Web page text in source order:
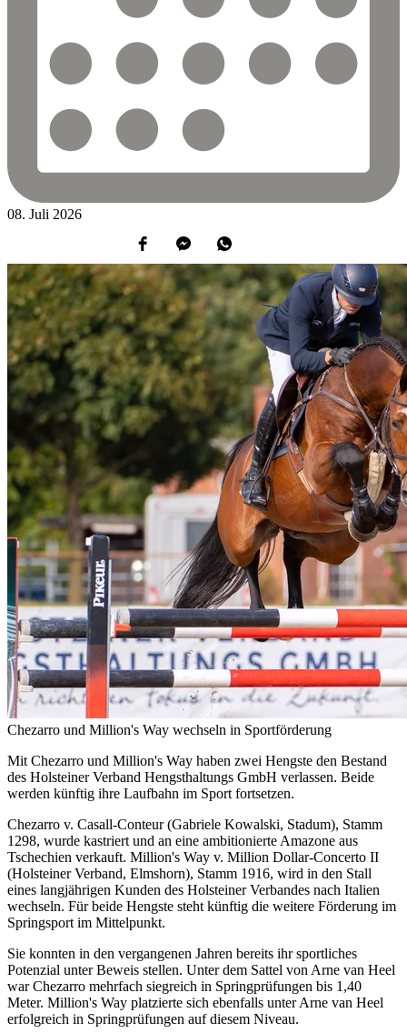
08. Juli 2026
Chezarro und Million's Way wechseln in Sportförderung
Mit Chezarro und Million's Way haben zwei Hengste den Bestand
des Holsteiner Verband Hengsthaltungs GmbH verlassen. Beide
werden künftig ihre Laufbahn im Sport fortsetzen.
Chezarro v. Casall-Conteur (Gabriele Kowalski, Stadum), Stamm
1298, wurde kastriert und an eine ambitionierte Amazone aus
Tschechien verkauft. Million's Way v. Million Dollar-Concerto II
(Holsteiner Verband, Elmshorn), Stamm 1916, wird in den Stall
eines langjährigen Kunden des Holsteiner Verbandes nach Italien
wechseln. Für beide Hengste steht künftig die weitere Förderung im
Springsport im Mittelpunkt.
Sie konnten in den vergangenen Jahren bereits ihr sportliches
Potenzial unter Beweis stellen. Unter dem Sattel von Arne van Heel
war Chezarro mehrfach siegreich in Springprüfungen bis 1,40
Meter. Million's Way platzierte sich ebenfalls unter Arne van Heel
erfolgreich in Springprüfungen auf diesem Niveau.